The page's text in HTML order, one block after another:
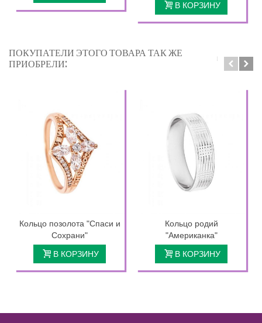
В КОРЗИНУ
ПОКУПАТЕЛИ ЭТОГО ТОВАРА ТАК ЖЕ
ПРИОБРЕЛИ:
Кольцо позолота "Спаси и
Сохрани"
В КОРЗИНУ
Кольцо родий
"Американка"
В КОРЗИНУ